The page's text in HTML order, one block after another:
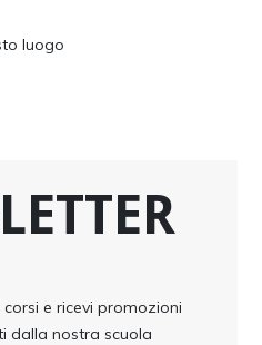
luogo
e ricevi promozioni
dalla nostra scuola